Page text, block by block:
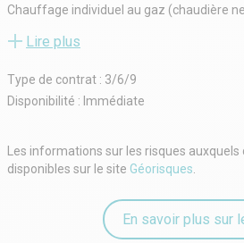
Chauffage individuel au gaz (chaudière
Double accès
Configuration idéale pour un show-room
Une franchise de loyer sera consentie
immeuble + Taxe Bureaux + Taxe
Lire plus
Type de contrat : 3/6/9
Disponibilité : Immédiate
Les informations sur les risques
disponibles sur le site Géorisques
En savoir plus sur